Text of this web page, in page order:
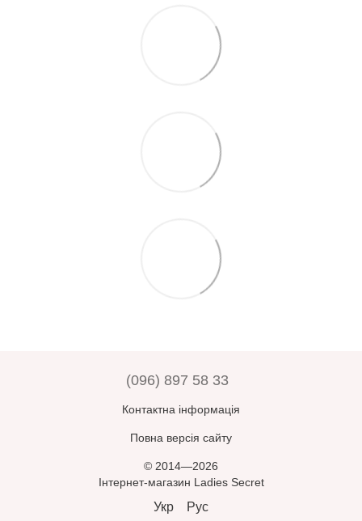
(096) 897 58 33
Контактна інформація
Повна версія сайту
© 2014—2026
Інтернет-магазин Ladies Secret
Укр Рус